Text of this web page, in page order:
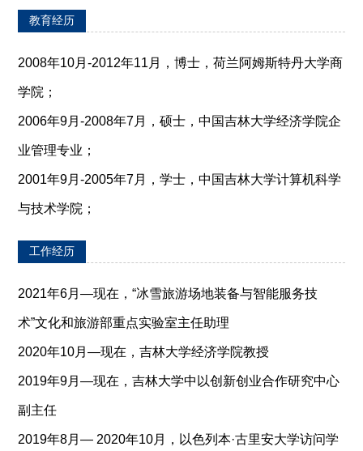
教育经历
2008年10月-2012年11月，博士，荷兰阿姆斯特丹大学商
学院；
2006年9月-2008年7月，硕士，中国吉林大学经济学院企
业管理专业；
2001年9月-2005年7月，学士，中国吉林大学计算机科学
与技术学院；
工作经历
2021年6月—现在，“冰雪旅游场地装备与智能服务技
术”文化和旅游部重点实验室主任助理
2020年10月—现在，吉林大学经济学院教授
2019年9月—现在，吉林大学中以创新创业合作研究中心
副主任
2019年8月— 2020年10月，以色列本·古里安大学访问学